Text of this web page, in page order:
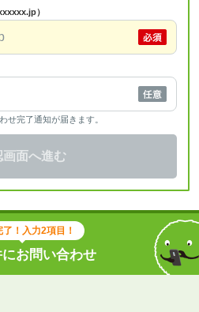
）
せ完了通知が届きます。
画面へ進む
！入力2項目！
お問い合わせ